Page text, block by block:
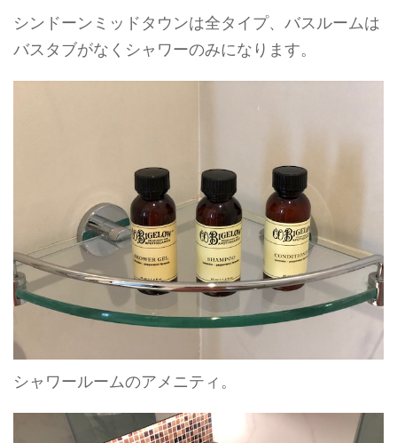
シンドーンミッドタウンは全タイプ、バスルームは
バスタブがなくシャワーのみになります。
シャワールームのアメニティ。